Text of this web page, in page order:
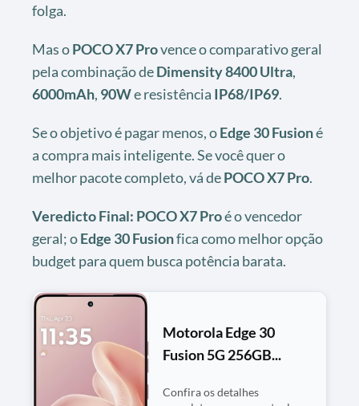
folga.
Mas oPOCO X7 Provence o comparativo geral
pela combinação deDimensity 8400 Ultra,
6000mAh, 90We resistência IP68/IP69.
Se o objetivo é pagar menos, oEdge 30 Fusioné
a compra mais inteligente. Se você quer o
melhor pacote completo, vá dePOCO X7 Pro.
Veredicto Final: POCO X7 Proé o vencedor
geral; oEdge 30 Fusionfica como melhor opção
budget para quem busca potência barata.
Motorola Edge 30
Fusion 5G 256GB...
Confira os detalhes